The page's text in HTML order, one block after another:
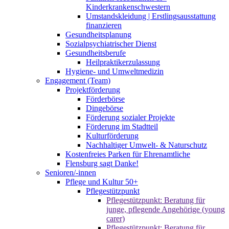
Kinderkrankenschwestern
Umstandskleidung | Erstlingsausstattung
finanzieren
Gesundheitsplanung
Sozialpsychiatrischer Dienst
Gesundheitsberufe
Heilpraktikerzulassung
Hygiene- und Umweltmedizin
Engagement (Team)
Projektförderung
Förderbörse
Dingebörse
Förderung sozialer Projekte
Förderung im Stadtteil
Kulturförderung
Nachhaltiger Umwelt- & Naturschutz
Kostenfreies Parken für Ehrenamtliche
Flensburg sagt Danke!
Senioren/-innen
Pflege und Kultur 50+
Pflegestützpunkt
Pflegestützpunkt: Beratung für
junge, pflegende Angehörige (young
carer)